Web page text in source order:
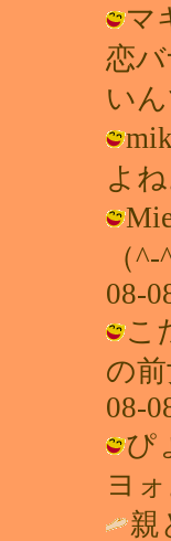
マ
恋
い
よ
（
08-
こ
の
08-
ぴ
ヨ
親